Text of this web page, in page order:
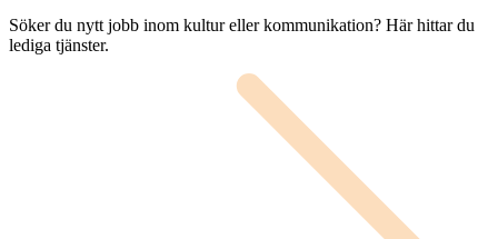
Söker du nytt jobb inom kultur eller kommunikation? Här hittar du
lediga tjänster.